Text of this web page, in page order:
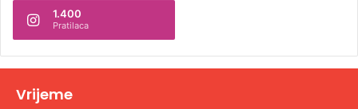
t
v
1.400
Pratilaca
Vrijeme